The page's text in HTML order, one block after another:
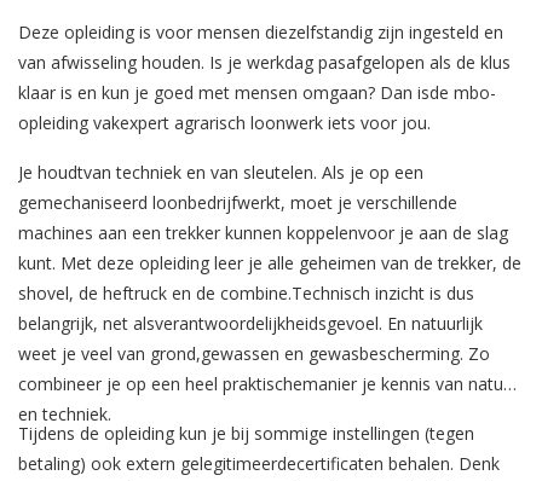
Deze opleiding is voor mensen diezelfstandig zijn ingesteld en
van afwisseling houden. Is je werkdag pasafgelopen als de klus
klaar is en kun je goed met mensen omgaan? Dan isde mbo-
opleiding vakexpert agrarisch loonwerk iets voor jou.
Je houdtvan techniek en van sleutelen. Als je op een
gemechaniseerd loonbedrijfwerkt, moet je verschillende
machines aan een trekker kunnen koppelenvoor je aan de slag
kunt. Met deze opleiding leer je alle geheimen van de trekker, de
shovel, de heftruck en de combine.Technisch inzicht is dus
belangrijk, net alsverantwoordelijkheidsgevoel. En natuurlijk
weet je veel van grond,gewassen en gewasbescherming. Zo
combineer je op een heel praktischemanier je kennis van natuur
en techniek.
Tijdens de opleiding kun je bij sommige instellingen (tegen
betaling) ook extern gelegitimeerdecertificaten behalen. Denk